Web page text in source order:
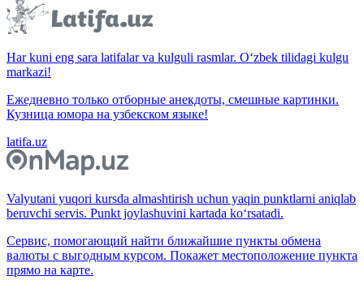
Har kuni eng sara latifalar va kulguli rasmlar. O‘zbek tilidagi kulgu
markazi!
Ежедневно только отборные анекдоты, смешные картинки.
Кузница юмора на узбекском языке!
latifa.uz
Valyutani yuqori kursda almashtirish uchun yaqin punktlarni aniqlab
beruvchi servis. Punkt joylashuvini kartada ko‘rsatadi.
Сервис, помогающий найти ближайшие пункты обмена
валюты с выгодным курсом. Покажет местоположение пункта
прямо на карте.